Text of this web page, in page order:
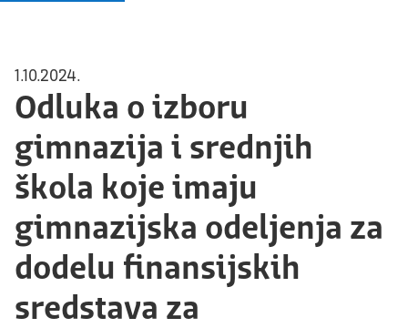
1.10.2024.
Odluka o izboru
gimnazija i srednjih
škola koje imaju
gimnazijska odeljenja za
dodelu finansijskih
sredstava za